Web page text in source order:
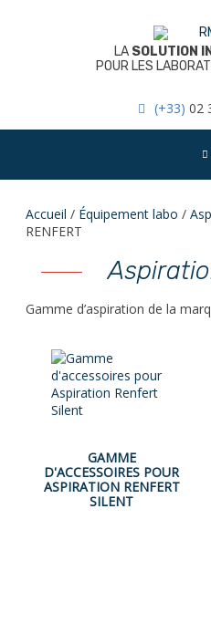
LA SOLUTION
POUR LES
(+33) 02
Accueil / Équipement labo /
RENFERT
Gamme d’aspiration de la
GAMME
D'ACCESSOIRES POUR
ASPIRATION RENFERT
SILENT